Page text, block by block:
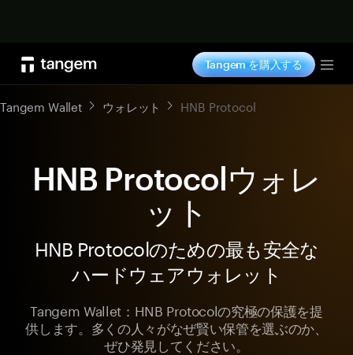
Tangem を購入する
Tangem Wallet ウォレット HNB Protocol
HNB Protocolウォレ
ット
HNB Protocolのための最も安全な
ハードウェアウォレット
Tangem Wallet：HNB Protocolの究極の保護を提
供します。多くの人々がなぜ賢い保管を選ぶのか、
ぜひ発見してください。